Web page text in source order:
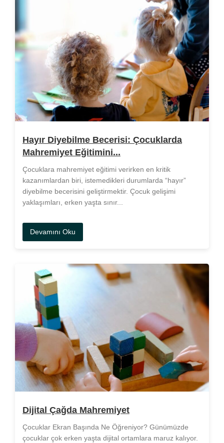
Hayır Diyebilme Becerisi: Çocuklarda
Mahremiyet Eğitimini...
Çocuklara mahremiyet eğitimi verirken en kritik
kazanımlardan biri, istemedikleri durumlarda “hayır”
diyebilme becerisini geliştirmektir. Çocuk gelişimi
yaklaşımları, erken yaşta sınır...
Devamını Oku
Dijital Çağda Mahremiyet
Çocuklar Ekran Başında Ne Öğreniyor? Günümüzde
çocuklar çok erken yaşta dijital ortamlara maruz kalıyor.